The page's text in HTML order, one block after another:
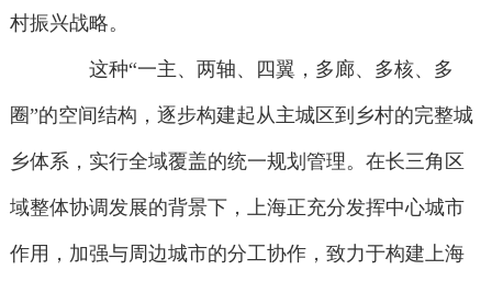
村振兴战略。
这种“一主、两轴、四翼，多廊、多核、多
圈”的空间结构，逐步构建起从主城区到乡村的完整城
乡体系，实行全域覆盖的统一规划管理。在长三角区
域整体协调发展的背景下，上海正充分发挥中心城市
作用，加强与周边城市的分工协作，致力于构建上海